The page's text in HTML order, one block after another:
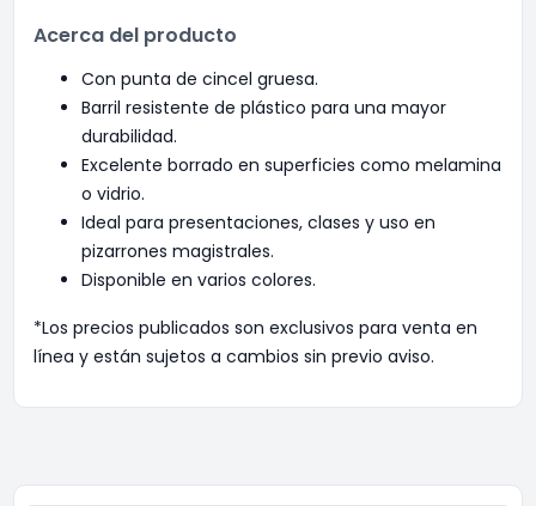
Acerca del producto
Con punta de cincel gruesa.
Barril resistente de plástico para una mayor
durabilidad.
Excelente borrado en superficies como melamina
o vidrio.
Ideal para presentaciones, clases y uso en
pizarrones magistrales.
Disponible en varios colores.
*Los precios publicados son exclusivos para venta en
línea y están sujetos a cambios sin previo aviso.